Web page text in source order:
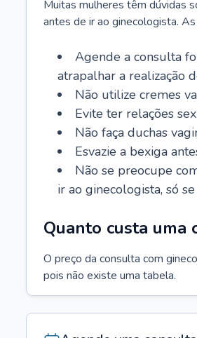
Muitas mulheres têm dúvidas
antes de ir ao ginecologista.
Agende a consulta
atrapalhar a realização
Não utilize cremes
Evite ter relações
Não faça duchas
Esvazie a bexiga
Não se preocupe
ir ao ginecologista, só
Quanto custa uma
O preço da consulta com
pois não existe uma tabela.